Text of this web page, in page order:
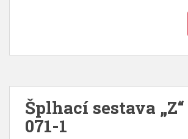
Šplhací sestava „Z“
071-1